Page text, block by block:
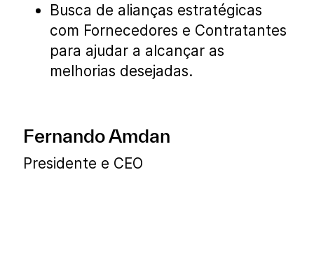
Busca de alianças estratégicas
com Fornecedores e Contratantes
para ajudar a alcançar as
melhorias desejadas.
Fernando Amdan
Presidente e CEO